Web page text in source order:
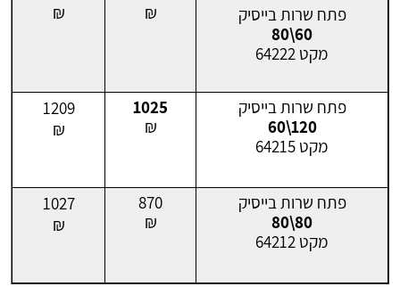
פתח שרות בייסיק
60\80
מקט 64222
₪
₪
פתח שרות בייסיק
120\60
מקט 64215
1025
₪
1209
₪
פתח שרות בייסיק
80\80
מקט 64212
870
₪
1027
₪